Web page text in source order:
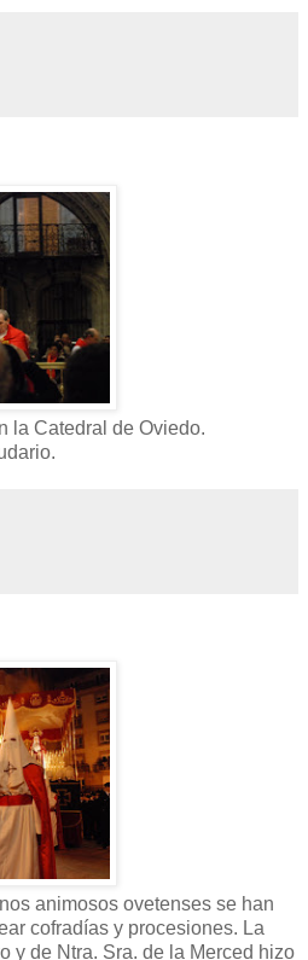
la Catedral de Oviedo.
animosos ovetenses se han
cofradías y procesiones. La
y de Ntra. Sra. de la Merced hizo